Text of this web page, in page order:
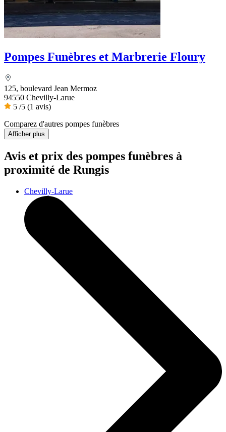
Pompes Funèbres et Marbrerie Floury
125, boulevard Jean Mermoz
94550 Chevilly-Larue
5 /5 (1 avis)
Comparez d'autres pompes funèbres
Afficher plus
Avis et prix des pompes funèbres à
proximité de Rungis
Chevilly-Larue